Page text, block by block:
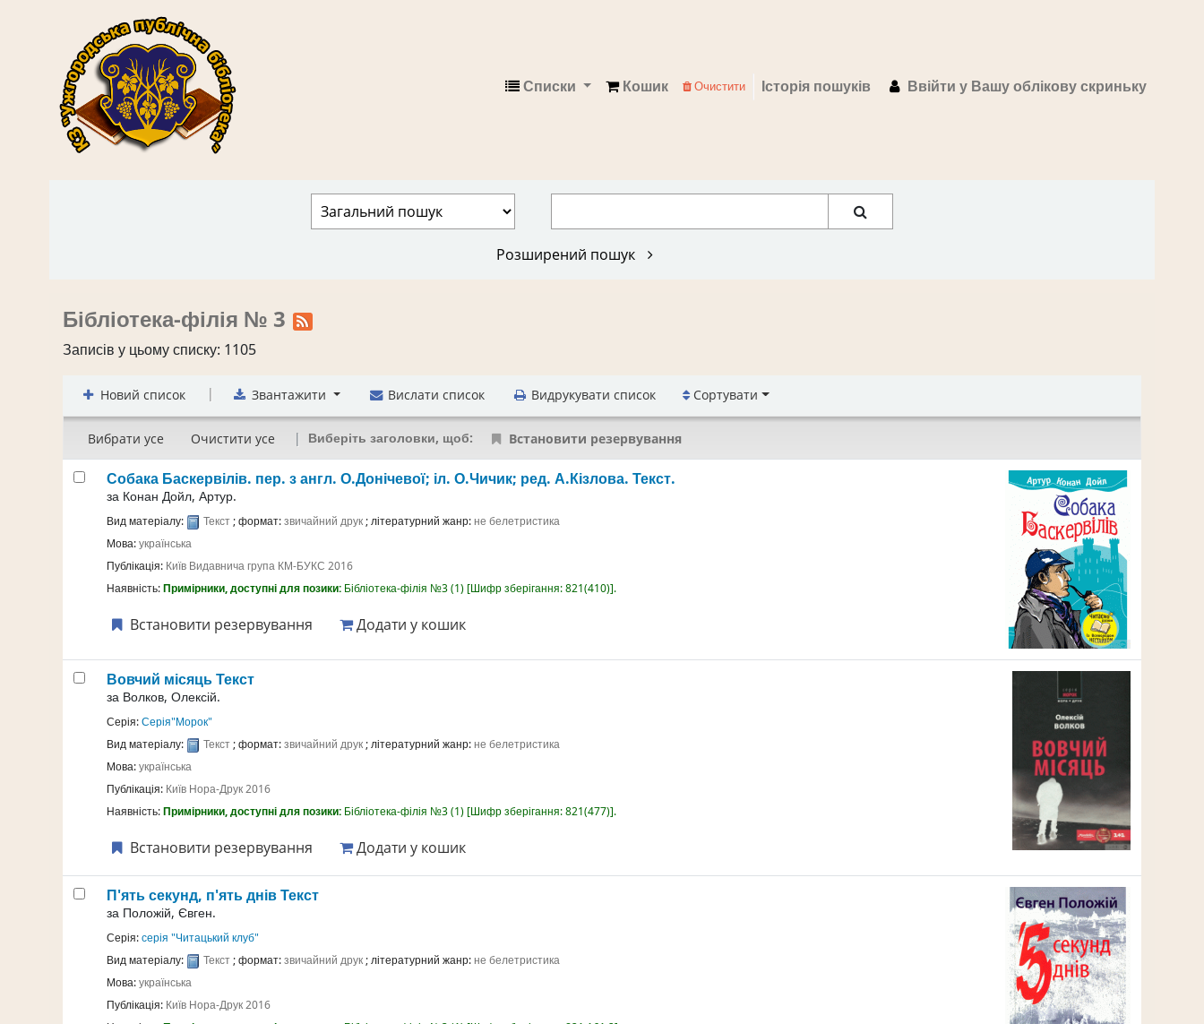
Кошик
Списки Ввійти у Вашу облікову скриньку
Історія пошуків
Очистити
Розширений пошук
Бібліотека-філія № 3
Записів у цьому списку: 1105
Новий список | Звантажити Вислати список Видрукувати список Сортувати
Вибрати усе Очистити усе Виберіть заголовки, щоб: Встановити резервування
Собака Баскервілів. пер. з англ. О.Донічевої; іл. О.Чичик; ред. А.Кізлова. Текст.
за Конан Дойл, Артур.
Вид матеріалу: Текст; формат:звичайний друк; літературний жанр:не белетристика
Мова:українська
Публікація: Київ Видавнича група КМ-БУКС 2016
Наявність:Примірники, доступні для позики: Бібліотека-філія №3(1) Шифр зберігання:821(410) .
Встановити резервування Додати у кошик
Вовчий місяцьТекст
за Волков, Олексій.
Серія:Серія"Морок"
Вид матеріалу:
Текст; формат:звичайний друк; літературний жанр:не белетристика
Мова:українська
Публікація: Київ Нора-Друк2016
Наявність:Примірники, доступні для позики: Бібліотека-філія №3(1) Шифр зберігання:821(477) .
Встановити резервування Додати у кошик
П'ять секунд, п'ять днівТекст
за Положій, Євген.
Серія:серія "Читацький клуб"
Вид матеріалу:
Текст; формат:звичайний друк; літературний жанр:не белетристика
Мова:українська
Публікація: Київ Нора-Друк2016